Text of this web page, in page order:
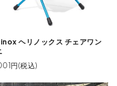
ヘリノックス チェアワン
円(税込)